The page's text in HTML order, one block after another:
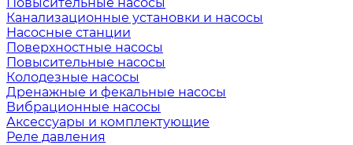
Канализационные установки и насосы
Насосные станции
Поверхностные насосы
Повысительные насосы
Колодезные насосы
Дренажные и фекальные насосы
Вибрационные насосы
Аксессуары и комплектующие
Реле давления